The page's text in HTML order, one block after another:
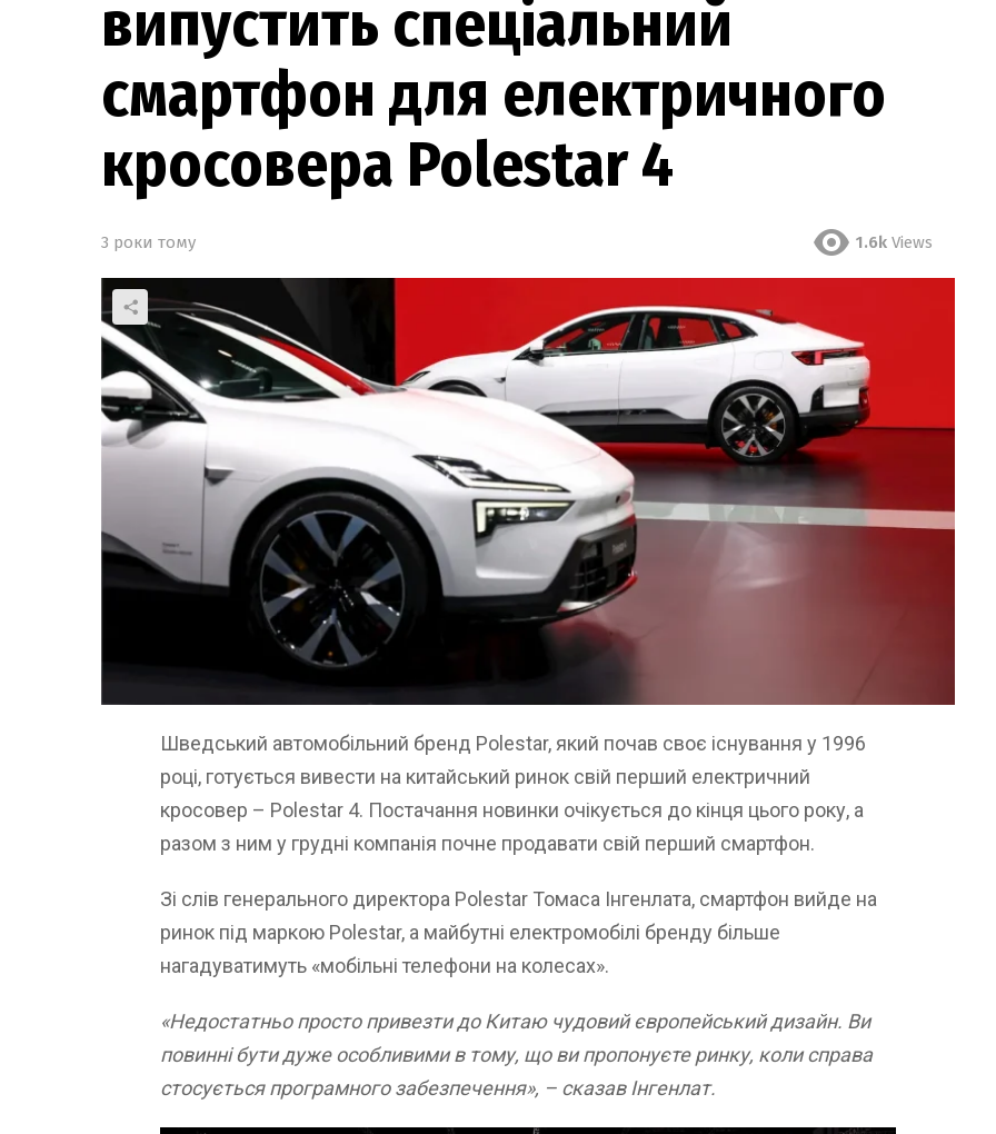
випустить спеціальний
смартфон для електричного
кросовера Polestar 4
3 роки тому 1.6k Views
Шведський автомобільний бренд Polestar, який почав своє існування у 1996
році, готується вивести на китайський ринок свій перший електричний
кросовер – Polestar 4. Постачання новинки очікується до кінця цього року, а
разом з ним у грудні компанія почне продавати свій перший смартфон.
Зі слів генерального директора Polestar Томаса Інгенлата, смартфон вийде на
ринок під маркою Polestar, а майбутні електромобілі бренду більше
нагадуватимуть «мобільні телефони на колесах».
«Недостатньо просто привезти до Китаю чудовий європейський дизайн. Ви
повинні бути дуже особливими в тому, що ви пропонуєте ринку, коли справа
стосується програмного забезпечення», – сказав Інгенлат.